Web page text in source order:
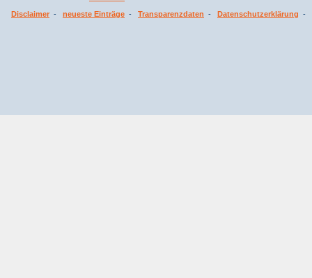
Disclaimer - neueste Einträge - Transparenzdaten - Datenschutzerklärung -